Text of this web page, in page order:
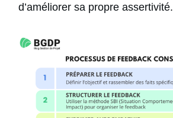
d’améliorer sa propre assertivité.